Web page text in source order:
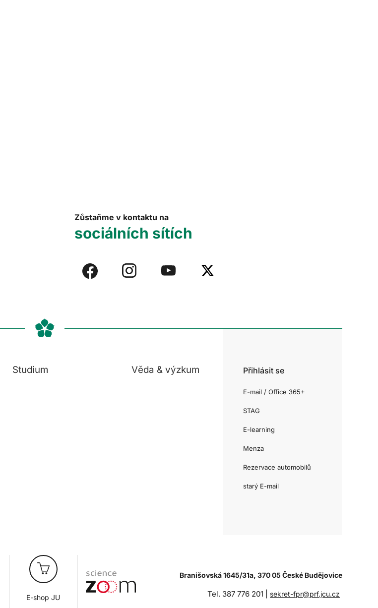
Zůstaňme v kontaktu na
sociálních sítích
Studium Věda & výzkum Přihlásit se
E-mail / Office 365+
STAG
E-learning
Menza
Rezervace automobilů
starý E-mail
E-shop JU
Branišovská 1645/31a, 370 05 České Budějovice
Tel. 387 776 201 | sekret-fpr@prf.jcu.cz